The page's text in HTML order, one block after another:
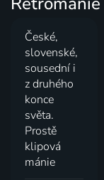
České,
slovenské,
sousední i
z druhého
konce
světa.
Prostě
klipová
mánie